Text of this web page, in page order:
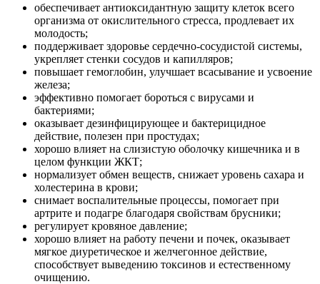
обеспечивает антиоксидантную защиту клеток всего
организма от окислительного стресса, продлевает их
молодость;
поддерживает здоровье сердечно-сосудистой системы,
укрепляет стенки сосудов и капилляров;
повышает гемоглобин, улучшает всасывание и усвоение
железа;
эффективно помогает бороться с вирусами и
бактериями;
оказывает дезинфицирующее и бактерицидное
действие, полезен при простудах;
хорошо влияет на слизистую оболочку кишечника и в
целом функции ЖКТ;
нормализует обмен веществ, снижает уровень сахара и
холестерина в крови;
снимает воспалительные процессы, помогает при
артрите и подагре благодаря свойствам брусники;
регулирует кровяное давление;
хорошо влияет на работу печени и почек, оказывает
мягкое диуретическое и желчегонное действие,
способствует выведению токсинов и естественному
очищению.